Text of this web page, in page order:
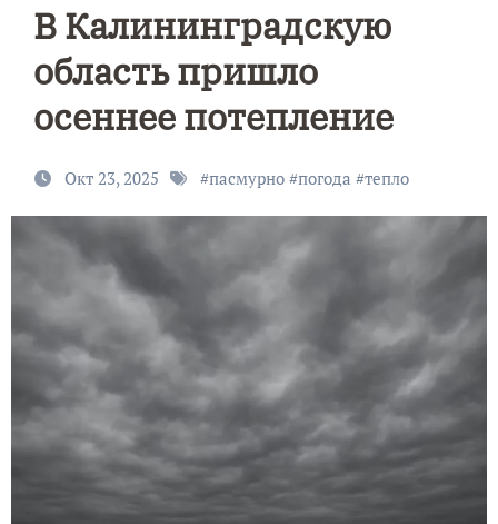
В Калининградскую
область пришло
осеннее потепление
Окт 23, 2025 #пасмурно#погода #тепло